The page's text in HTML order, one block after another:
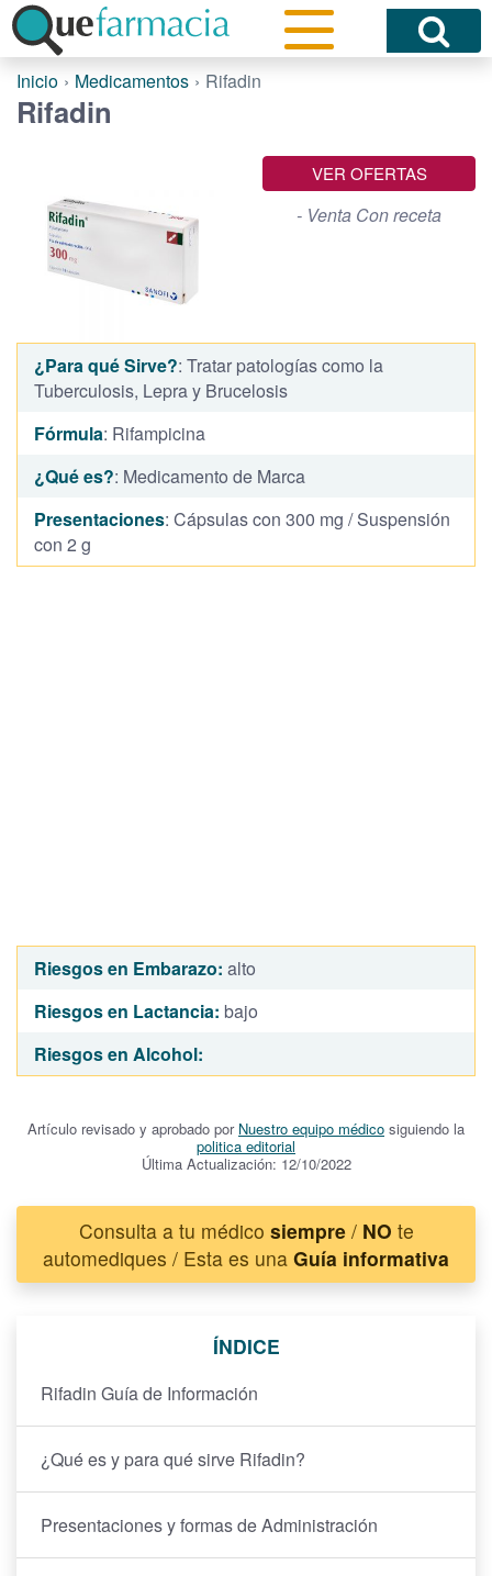
Inicio Medicamentos Rifadin
Rifadin
VER OFERTAS
- Venta Con receta
¿Para qué Sirve?: Tratar patologías como la
Tuberculosis, Lepra y Brucelosis
Fórmula: Rifampicina
¿Qué es?: Medicamento de Marca
Presentaciones: Cápsulas con 300 mg / Suspensión
con 2 g
Riesgos en Embarazo: alto
Riesgos en Lactancia: bajo
Riesgos en Alcohol:
Artículo revisado y aprobado por Nuestro equipo médico siguiendo la
politica editorial
Última Actualización: 12/10/2022
Consulta a tu médico siempre/ NO te
automediques / Esta es una Guía informativa
ÍNDICE
Rifadin Guía de Información
¿Qué es y para qué sirve Rifadin?
Presentaciones y formas de Administración